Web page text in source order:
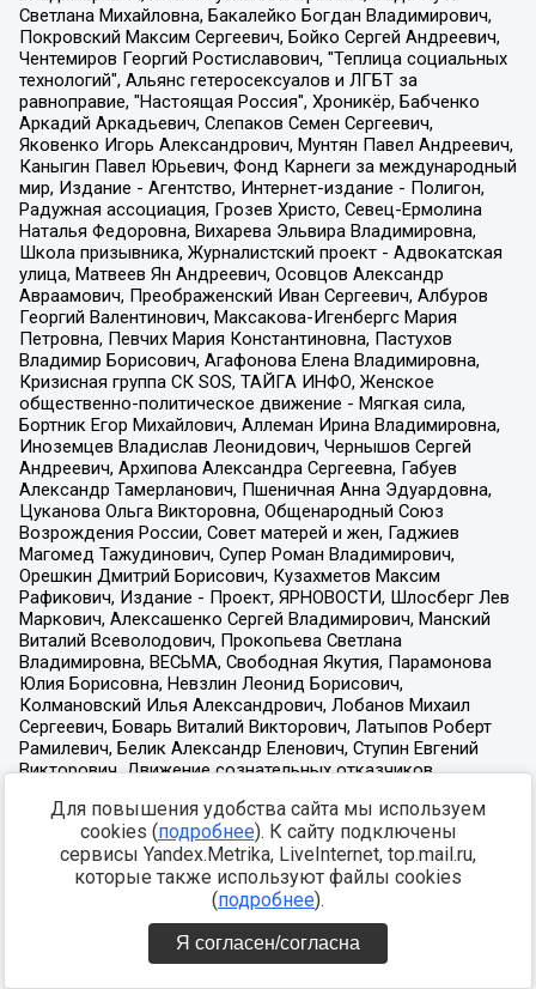
Для повышения удобства сайта мы используем
cookies (подробнее). К сайту подключены
сервисы Yandex.Metrika, LiveInternet, top.mail.ru,
которые также используют файлы cookies
(подробнее).
Я согласен/согласна